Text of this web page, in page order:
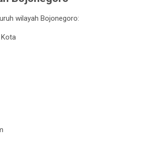
wilayah Bojonegoro: